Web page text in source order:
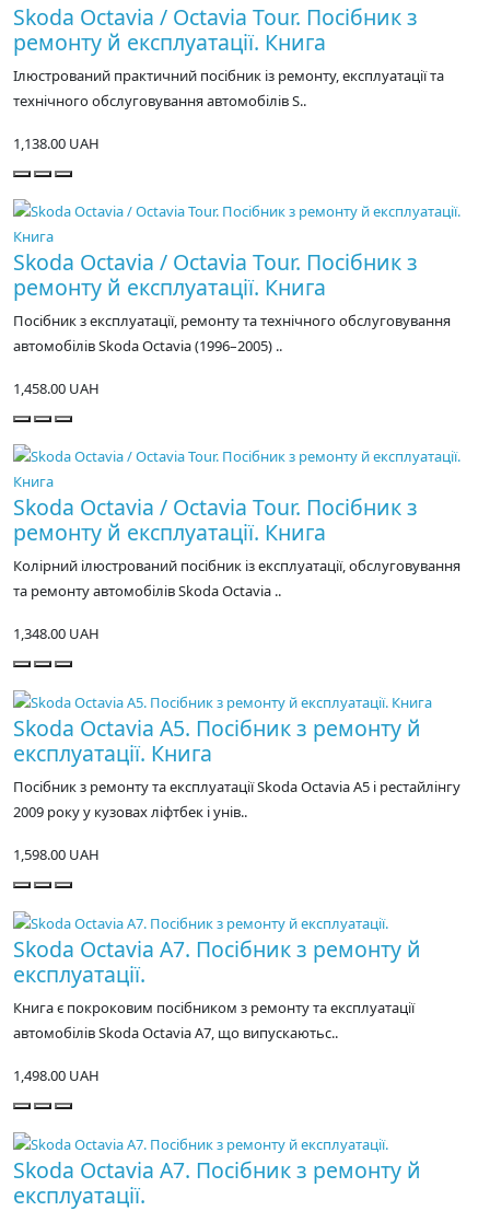
Skoda Octavia / Octavia Tour. Посібник з
ремонту й експлуатації. Книга
Ілюстрований практичний посібник із ремонту, експлуатації та
технічного обслуговування автомобілів S..
1,138.00 UAH
Skoda Octavia / Octavia Tour. Посібник з
ремонту й експлуатації. Книга
Посібник з експлуатації, ремонту та технічного обслуговування
автомобілів Skoda Octavia (1996–2005) ..
1,458.00 UAH
Skoda Octavia / Octavia Tour. Посібник з
ремонту й експлуатації. Книга
Колірний ілюстрований посібник із експлуатації, обслуговування
та ремонту автомобілів Skoda Octavia ..
1,348.00 UAH
Skoda Octavia A5. Посібник з ремонту й
експлуатації. Книга
Посібник з ремонту та експлуатації Skoda Octavia A5 і рестайлінгу
2009 року у кузовах ліфтбек і унів..
1,598.00 UAH
Skoda Octavia A7. Посібник з ремонту й
експлуатації.
Книга є покроковим посібником з ремонту та експлуатації
автомобілів Skoda Octavia A7, що випускаютьс..
1,498.00 UAH
Skoda Octavia A7. Посібник з ремонту й
експлуатації.